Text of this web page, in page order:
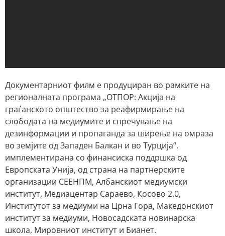
Документарниот филм е продуциран во рамките на
регионалната програма „ОТПОР: Акција на
граѓанското општество за реафирмирање на
слободата на медиумите и спречување на
дезинформации и пропаганда за ширење на омраза
во земјите од Западен Балкан и во Турција“,
имплементирана со финансиска поддршка од
Европската Унија, од страна на партнерските
организации СЕЕНПМ, Албанскиот медиумски
институт, Медиацентар Сараево, Косово 2.0,
Институтот за медиуми на Црна Гора, Македонскиот
институт за медиуми, Новосадската новинарска
школа, Мировниот институт и Бианет.